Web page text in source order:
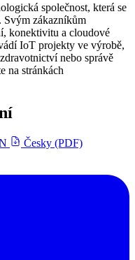
společnost, která se
Svým zákazníkům
konektivitu a cloudové
IoT projekty ve výrobě,
nebo správě
na stránkách
Česky (PDF)